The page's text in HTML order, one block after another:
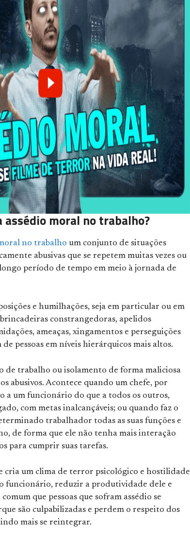
assédio moral no trabalho?
no trabalho um conjunto de situações
abusivas que se repetem muitas vezes ou
período de tempo em meio à jornada de
e humilhações, seja em particular ou em
constrangedoras, apelidos
ameaças, xingamentos e perseguições
pessoas em níveis hierárquicos mais altos.
de trabalho ou isolamento de forma maliciosa
abusivos. Acontece quando um chefe, por
a um funcionário do que a todos os outros,
com metas inalcançáveis; ou quando faz o
trabalhador todas as suas funções e
de forma que ele não tenha mais interação
para cumprir suas tarefas.
cria um clima de terror psicológico e hostilidade
funcionário, reduzir a produtividade dele e
que pessoas que sofram assédio se
são culpabilizadas e perdem o respeito dos
mais se reintegrar.